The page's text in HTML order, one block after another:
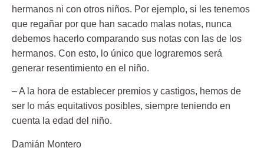
hermanos ni con otros niños. Por ejemplo, si les tenemos
que regañar por que han sacado malas notas, nunca
debemos hacerlo comparando sus notas con las de los
hermanos. Con esto, lo único que lograremos será
generar resentimiento en el niño.
– A la hora de establecer premios y castigos, hemos de
ser lo más equitativos posibles, siempre teniendo en
cuenta la edad del niño.
Damián Montero